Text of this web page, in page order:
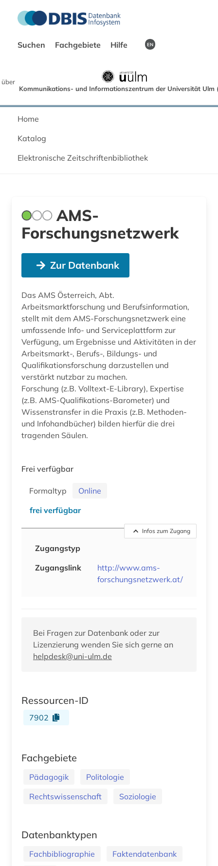
Suchen Fachgebiete Hilfe EN
über
Kommunikations- und Informationszentrum der Universität Ulm
Home
Katalog
Elektronische Zeitschriftenbibliothek
AMS-
Forschungsnetzwerk
Zur Datenbank
Das AMS Österreich, Abt.
Arbeitsmarktforschung und Berufsinformation,
stellt mit dem AMS-Forschungsnetzwerk eine
umfassende Info- und Serviceplattform zur
Verfügung, um Ergebnisse und Aktivitäten in der
Arbeitsmarkt-, Berufs-, Bildungs- und
Qualifikationsforschung darzustellen und
verstärkt nutzbar zu machen.
Forschung (z.B. Volltext-E-Library), Expertise
(z.B. AMS-Qualifikations-Barometer) und
Wissenstransfer in die Praxis (z.B. Methoden-
und Infohandbücher) bilden hierfür die drei
tragenden Säulen.
Frei verfügbar
Formaltyp
Online
frei verfügbar
Infos zum Zugang
Zugangstyp
Zugangslink
http://www.ams-
forschungsnetzwerk.at/
Bei Fragen zur Datenbank oder zur
Lizenzierung wenden Sie sich gerne an
helpdesk@uni-ulm.de
Ressourcen-ID
7902
Fachgebiete
Pädagogik
Politologie
Rechtswissenschaft
Soziologie
Datenbanktypen
Fachbibliographie
Faktendatenbank